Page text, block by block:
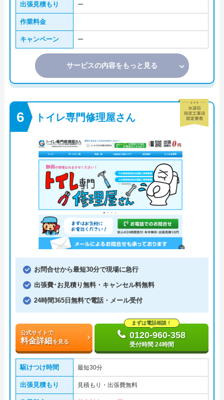
出張見積もり ー
作業料金
キャンペーン ー
サービスの内容をもっと見る
トイレ専門修理屋さん
お問合せから最短30分で現場に急行
出張費･お見積り無料・キャンセル料無料
24時間365日無料で電話・メール受付
公式サイトで
料金詳細を見る
まずは電話相談！
0120-960-358
受付時間 24時間
駆けつけ時間 最短30分
出張見積もり 見積もり・出張費無料